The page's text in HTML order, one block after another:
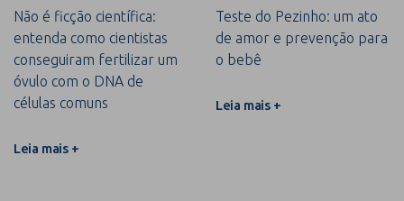
Não é ficção científica:
entenda como cientistas
conseguiram fertilizar um
óvulo com o DNA de
células comuns
Leia mais +
Teste do Pezinho: um ato
de amor e prevenção para
o bebê
Leia mais +